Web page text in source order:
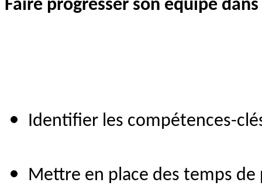
Faire progresser son équipe
Identifier les compétences-
Mettre en place des temps